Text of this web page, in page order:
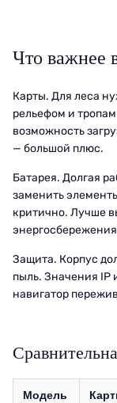
Что важнее
Карты. Для леса
рельефом и
возможность
— большой плюс.
Батарея. Долгая
заменить
критично. Лучше
Защита. Корпус
пыль. Значения IP
навигатор
Модель